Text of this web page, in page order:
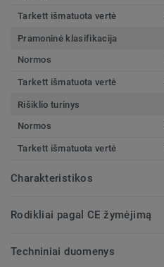
Tarkett išmatuota vertė
Pramoninė klasifikacija
Normos
Tarkett išmatuota vertė
Rišiklio turinys
Normos
Tarkett išmatuota vertė
Charakteristikos
Rodikliai pagal CE žymėjimą
Techniniai duomenys